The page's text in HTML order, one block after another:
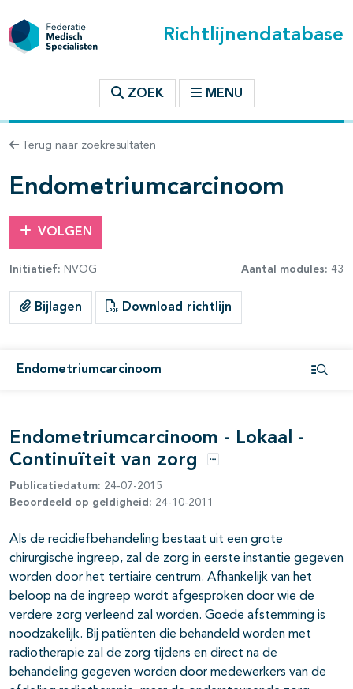
Richtlijnendatabase
ZOEK MENU
Terug naar zoekresultaten
Endometriumcarcinoom
VOLGEN
Initiatief: NVOG Aantal modules: 43
Bijlagen Download richtlijn
Endometriumcarcinoom
binnen deze richtlijn
open- en dichtklappen
open- en dichtklappen
open- en dichtklappen
Endometriumcarcinoom - Lokaal -
Continuïteit van zorg
Opties
Publicatiedatum: 24-07-2015
Beoordeeld op geldigheid: 24-10-2011
Als de recidiefbehandeling bestaat uit een grote
chirurgische ingreep, zal de zorg in eerste instantie gegeven
worden door het tertiaire centrum. Afhankelijk van het
beloop na de ingreep wordt afgesproken door wie de
verdere zorg verleend zal worden. Goede afstemming is
noodzakelijk. Bij patiënten die behandeld worden met
radiotherapie zal de zorg tijdens en direct na de
behandeling gegeven worden door medewerkers van de